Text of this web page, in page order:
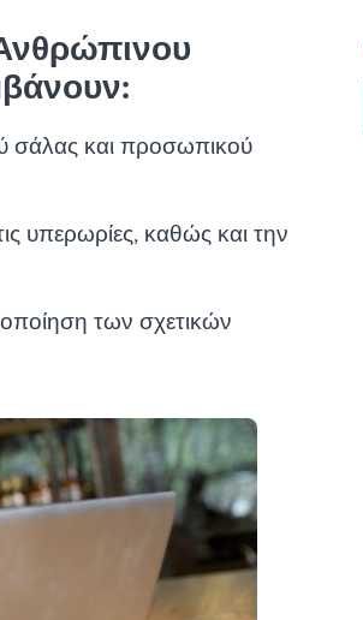
και προσωπικού
υπερωρίες, καθώς και την
των σχετικών